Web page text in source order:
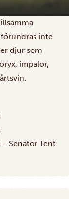
spännande
inte
djur som
impalor,
- Senator Tent